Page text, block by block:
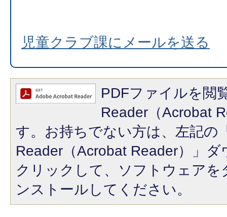
児童クラブ課にメールを送る
PDFファイルを閲
Reader（Acrobat
す。お持ちでない方は、左記の
Reader（Acrobat Reader）」
クリックして、ソフトウェア
ンストールしてください。